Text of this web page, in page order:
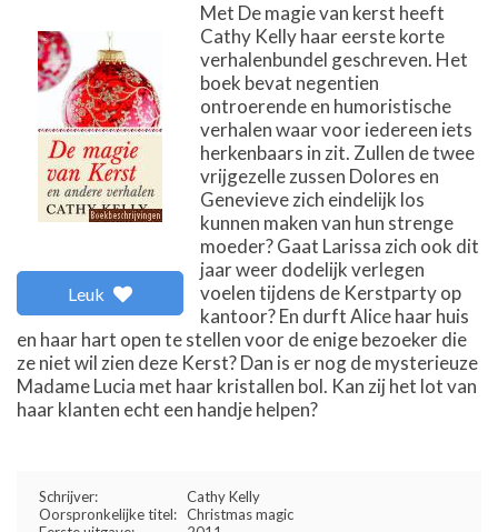
Leuk
Met De magie van kerst heeft
Cathy Kelly haar eerste korte
verhalenbundel geschreven. Het
boek bevat negentien
ontroerende en humoristische
verhalen waar voor iedereen iets
herkenbaars in zit. Zullen de twee
vrijgezelle zussen Dolores en
Genevieve zich eindelijk los
kunnen maken van hun strenge
moeder? Gaat Larissa zich ook dit
jaar weer dodelijk verlegen
voelen tijdens de Kerstparty op
kantoor? En durft Alice haar huis
en haar hart open te stellen voor de enige bezoeker die
ze niet wil zien deze Kerst? Dan is er nog de mysterieuze
Madame Lucia met haar kristallen bol. Kan zij het lot van
haar klanten echt een handje helpen?
Schrijver:
Cathy Kelly
Oorspronkelijke titel: Christmas magic